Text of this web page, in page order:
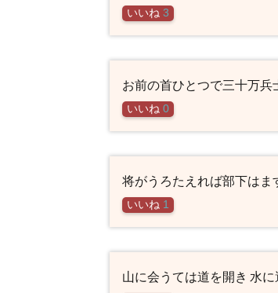
いいね 3
お前の首ひとつで三十万兵
いいね 0
将がうろたえれば部下はま
いいね 1
山に会うては道を開き 水